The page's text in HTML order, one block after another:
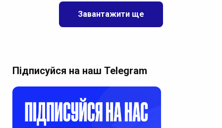
Завантажити ще
Підписуйся на наш Telegram